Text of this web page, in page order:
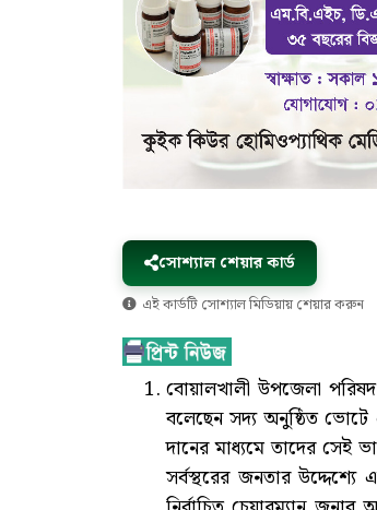
সোশ্যাল শেয়ার কার্ড
এই কার্ডটি সোশ্যাল মিডিয়ায় শেয়ার করুন
বোয়ালখালী উপজেলা
বলেছেন সদ্য অনুষ্ঠিত ভোটে
দানের মাধ্যমে তাদের সেই
সর্বস্থরের জনতার